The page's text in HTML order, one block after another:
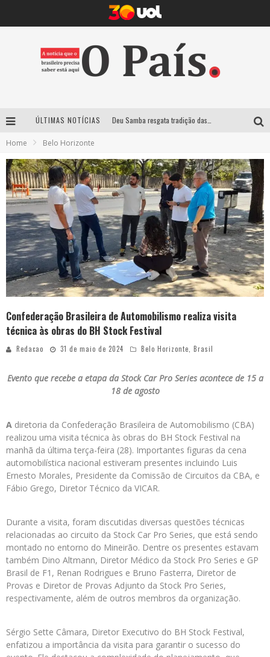
ÚLTIMAS NOTÍCIAS
Suzy Brasil traz humor ácido e contos de fadas “nonsense” para Belo Horizonte com o espetáculo “Uma Noite Horripilante”
Home Belo Horizonte
Confederação Brasileira de Automobilismo realiza visita
técnica às obras do BH Stock Festival
Redacao 31 de maio de 2024 Belo Horizonte, Brasil
Evento que recebe a etapa da Stock Car Pro Series acontece de 15 a
18 de agosto
A diretoria da Confederação Brasileira de Automobilismo (CBA)
realizou uma visita técnica às obras do BH Stock Festival na
manhã da última terça-feira (28). Importantes figuras da cena
automobilística nacional estiveram presentes incluindo Luis
Ernesto Morales, Presidente da Comissão de Circuitos da CBA, e
Fábio Grego, Diretor Técnico da VICAR.
Durante a visita, foram discutidas diversas questões técnicas
relacionadas ao circuito da Stock Car Pro Series, que está sendo
montado no entorno do Mineirão. Dentre os presentes estavam
também Dino Altmann, Diretor Médico da Stock Pro Series e GP
Brasil de F1, Renan Rodrigues e Bruno Fasterra, Diretor de
Provas e Diretor de Provas Adjunto da Stock Pro Series,
respectivamente, além de outros membros da organização.
Sérgio Sette Câmara, Diretor Executivo do BH Stock Festival,
enfatizou a importância da visita para garantir o sucesso do